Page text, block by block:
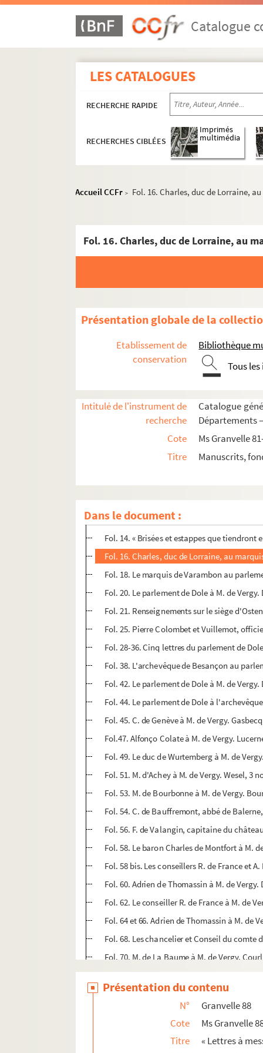
Catalogue
LES CATALOGUES
RECHERCHE RAPIDE
RECHERCHES CIBLÉES
Imprimés
multimédia
Accueil CCFr > Fol. 16. Charles, duc de Lorraine,
Fol. 16. Charles, duc de Lorraine, au
Présentation globale de la
Etablissement de
conservation
Bibliothèque
Tous
Intitulé de l'instrument de
recherche
Catalogue
Départements
Cote
Ms Granvelle
Titre
Manuscrits,
Dans le document :
Ms Granvelle 84. Lettre à Jacques de Saint-
Ms Granvelle 86. Apologie de l'empereur
Ms Granvelle 87. « Lettres à messieurs de
Ms Granvelle 88. « Lettres à messieurs de
Fol. 1. Dorothée de Lorraine à M. de Vergy.
Fol. 3. Le secrétaire d'État J. de Bood, par
Fol. 7. De Boodt à M. de Vergy. Bruxelles,
Fol. 8. « Copie de la lettre de S. Altesse à
Fol. 10. Dorothée de Lorraine à M. de
Fol. 11 bis et 12. Le parlement à Dole à M.
Fol. 14. « Brisées et estappes que
Fol. 16. Charles, duc de Lorraine, au
Fol. 18. Le marquis de Varambon au
Fol. 20. Le parlement de Dole à M. de
Fol. 21. Renseignements sur le siège
Fol. 25. Pierre Colombet et Vuillemot,
Fol. 28-36. Cinq lettres du parlement de
Fol. 38. L'archevêque de Besançon au
Fol. 42. Le parlement de Dole à M. de
Fol. 44. Le parlement de Dole à
Fol. 45. C. de Genève à M. de Vergy.
Fol.47. Alfonço Colate à M. de Vergy.
Fol. 49. Le duc de Wurtemberg à M. de
Fol. 51. M. d'Achey à M. de Vergy. Wesel, 3
Fol. 53. M. de Bourbonne à M. de Vergy.
Fol. 54. C. de Bauffremont, abbé de
Fol. 56. F. de Valangin, capitaine du
Fol. 58. Le baron Charles de Montfort à M.
Fol. 58 bis. Les conseillers R. de France et
Fol. 60. Adrien de Thomassin à M. de Vergy.
Fol. 62. Le conseiller R. de France à M. de
Fol. 64 et 66. Adrien de Thomassin à M. de
Fol. 68. Les chancelier et Conseil du comte
Fol. 70. M. de La Baume à M. de Vergy.
Fol. 72. Le conseiller R. de France à M. de
Fol. 74. Voisey-Cléron à M. de Vergy.
Fol. 76. Le secrétaire des États P. Colard à
Fol. 77. Philibert de Foissy à M. de Vergy.
Fol. 78. J. de Chassey à M. de Vergy.
Présentation du contenu
N°
Granvelle 88
Cote
Ms Granvelle
Titre
« Lettres à